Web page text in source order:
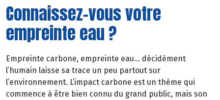
Connaissez-vous votre
empreinte eau ?
Empreinte carbone, empreinte eau… décidément
l’humain laisse sa trace un peu partout sur
l’environnement. L’impact carbone est un thème qui
commence à être bien connu du grand public, mais son